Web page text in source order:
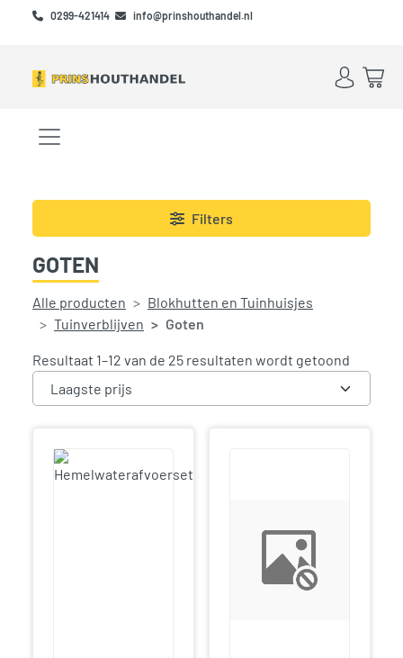
Skip to main content
Skip to footer
0299-421414 info@prinshouthandel.nl
Account
Menu openen/sluiten
Filters
GOTEN
Alle producten
Blokhutten en Tuinhuisjes
Tuinverblijven
Goten
Resultaat 1–12 van de 25 resultaten wordt getoond